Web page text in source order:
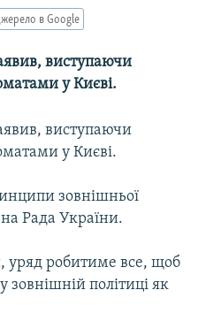
в Google
виступаючи
у Києвi.
виступаючи
у Києвi.
зовнішньої
Рада України.
уряд робитиме все, щоб
зовнiшнiй полiтицi як